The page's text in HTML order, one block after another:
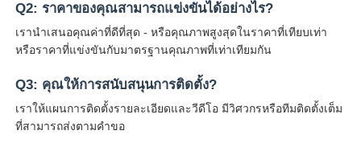
Q2: ราคาของคุณสามารถแข่งขันได้อย่างไร?
เรานําเสนอคุณค่าที่ดีที่สุด - หรือคุณภาพสูงสุดในราคาที่เทียบเท่า
หรือราคาที่แข่งขันกับมาตรฐานคุณภาพที่เท่าเทียมกัน
Q3: คุณให้การสนับสนุนการติดตั้ง?
เราให้แผนการติดตั้งรายละเอียดและวีดีโอ มีวิศวกรหรือทีมติดตั้งเต็ม
ที่สามารถส่งตามคําขอ